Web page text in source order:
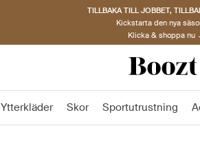
TILLBAKA TILL JOBBET,
Kickstarta den nya
Klicka & shoppa nu
Ytterkläder Skor Sportutrustning